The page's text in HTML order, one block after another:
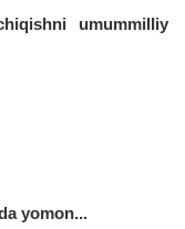
umummilliy
yomon...